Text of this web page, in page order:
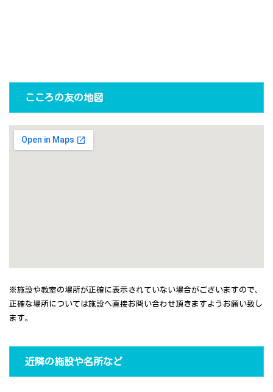
こころの友の地図
※施設や教室の場所が正確に表示されていない場合がございますので、
正確な場所については施設へ直接お問い合わせ頂きますようお願い致し
ます。
近隣の施設や名所など